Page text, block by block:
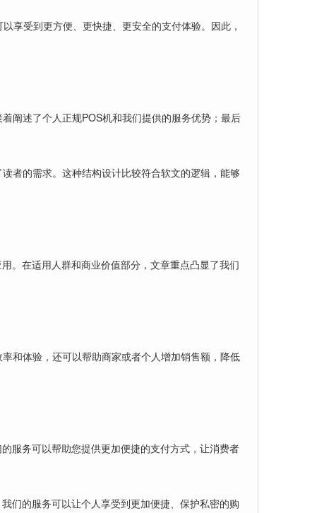
享受到更方便、更快捷、更安全的支付体验。因此，
阐述了个人正规POS机和我们提供的服务优势；最后
者的需求。这种结构设计比较符合软文的逻辑，能够
。在适用人群和商业价值部分，文章重点凸显了我们
和体验，还可以帮助商家或者个人增加销售额，降低
服务可以帮助您提供更加便捷的支付方式，让消费者
们的服务可以让个人享受到更加便捷、保护私密的购